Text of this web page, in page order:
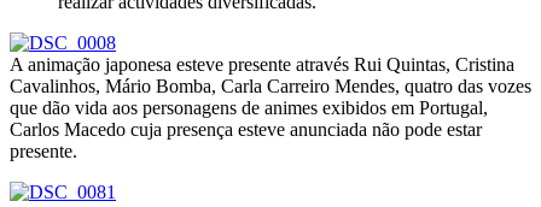
A animação japonesa esteve presente através Rui Quintas, Cristina
Cavalinhos, Mário Bomba, Carla Carreiro Mendes, quatro das vozes
que dão vida aos personagens de animes exibidos em Portugal,
Carlos Macedo cuja presença esteve anunciada não pode estar
presente.